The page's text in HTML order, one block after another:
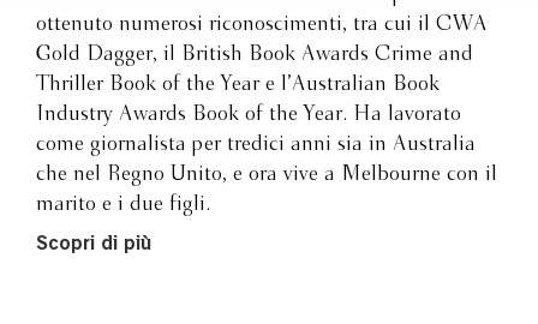
irragionevoli che possono fare di un essere umano un
assassino.
ottenuto numerosi riconoscimenti, tra cui il CWA
Gold Dagger, il British Book Awards Crime and
Thriller Book of the Year e l’Australian Book
Industry Awards Book of the Year. Ha lavorato
come giornalista per tredici anni sia in Australia
che nel Regno Unito, e ora vive a Melbourne con il
marito e i due figli.
Scopri di più